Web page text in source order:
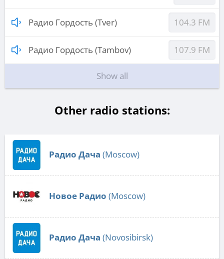
Радио Гордость (Tver) 104.3 FM
Радио Гордость (Tambov) 107.9 FM
Show all
Other radio stations:
Радио Дача (Moscow)
Новое Радио (Moscow)
Радио Дача (Novosibirsk)